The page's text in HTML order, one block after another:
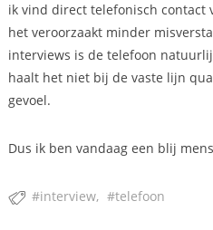
ik vind direct telefonisch contact
het veroorzaakt minder
interviews is de telefoon
haalt het niet bij de vaste lijn
gevoel.
Dus ik ben vandaag een blij
interview telefoon